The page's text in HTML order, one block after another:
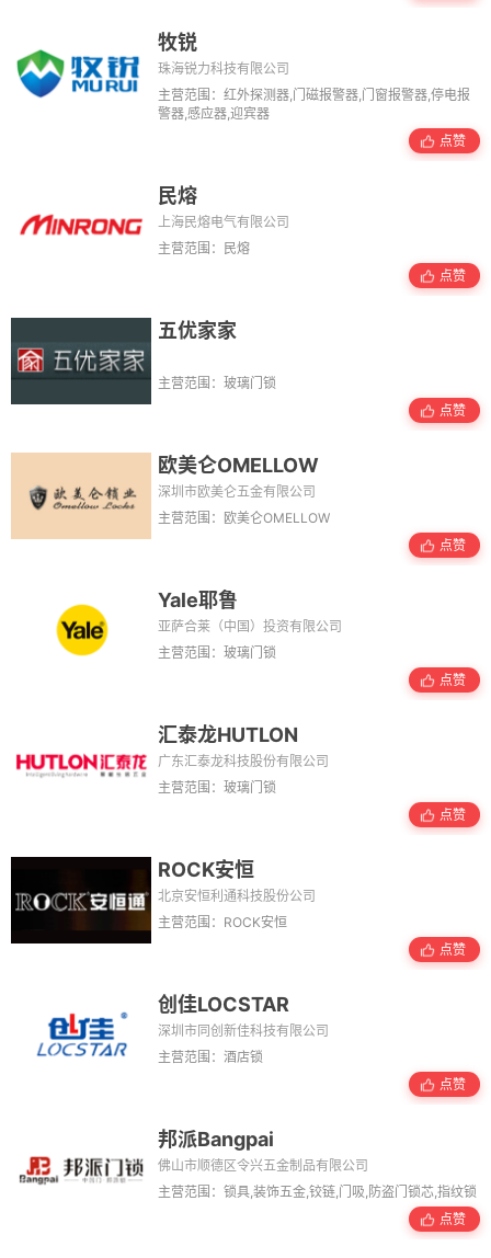
牧锐
珠海锐力科技有限公司
主营范围：红外探测器,门磁报警器,门窗报警器,停电报
警器,感应器,迎宾器
点赞
民熔
上海民熔电气有限公司
主营范围：民熔
点赞
五优家家
主营范围：玻璃门锁
点赞
欧美仑OMELLOW
深圳市欧美仑五金有限公司
主营范围：欧美仑OMELLOW
点赞
Yale耶鲁
亚萨合莱（中国）投资有限公司
主营范围：玻璃门锁
点赞
汇泰龙HUTLON
广东汇泰龙科技股份有限公司
主营范围：玻璃门锁
点赞
ROCK安恒
北京安恒利通科技股份公司
主营范围：ROCK安恒
点赞
创佳LOCSTAR
深圳市同创新佳科技有限公司
主营范围：酒店锁
点赞
邦派Bangpai
佛山市顺德区令兴五金制品有限公司
主营范围：锁具,装饰五金,铰链,门吸,防盗门锁芯,指纹锁
点赞